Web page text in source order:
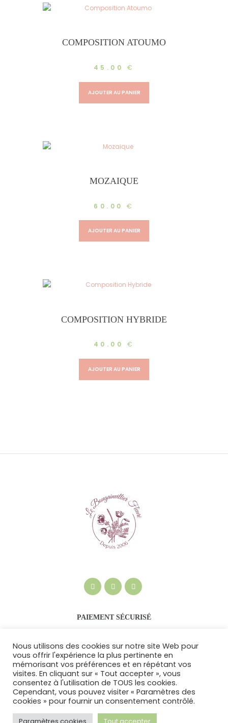
COMPOSITION ATOUMO
45.00 €
AJOUTER AU PANIER
MOZAIQUE
60.00€
AJOUTER AU PANIER
COMPOSITION HYBRIDE
40.00 €
AJOUTER AU PANIER
PAIEMENT SÉCURISÉ
Le Bougainvillier Fleuri © 2026. Tous droits
réservés -Politique de confidentialité et
Nous utilisons des cookies sur notre site Web pour
vous offrir l'expérience la plus pertinente en
mémorisant vos préférences et en répétant vos
visites. En cliquant sur « Tout accepter », vous
consentez à l'utilisation de TOUS les cookies.
Cependant, vous pouvez visiter « Paramètres des
cookies » pour fournir un consentement contrôlé.